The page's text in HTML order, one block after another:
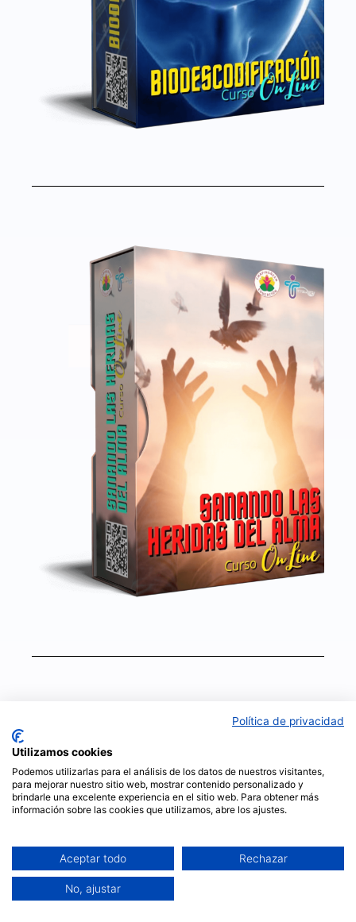
Política de privacidad
Utilizamos cookies
Podemos utilizarlas para el análisis de los datos de nuestros visitantes,
para mejorar nuestro sitio web, mostrar contenido personalizado y
brindarle una excelente experiencia en el sitio web. Para obtener más
información sobre las cookies que utilizamos, abre los ajustes.
Aceptar todo Rechazar
No, ajustar